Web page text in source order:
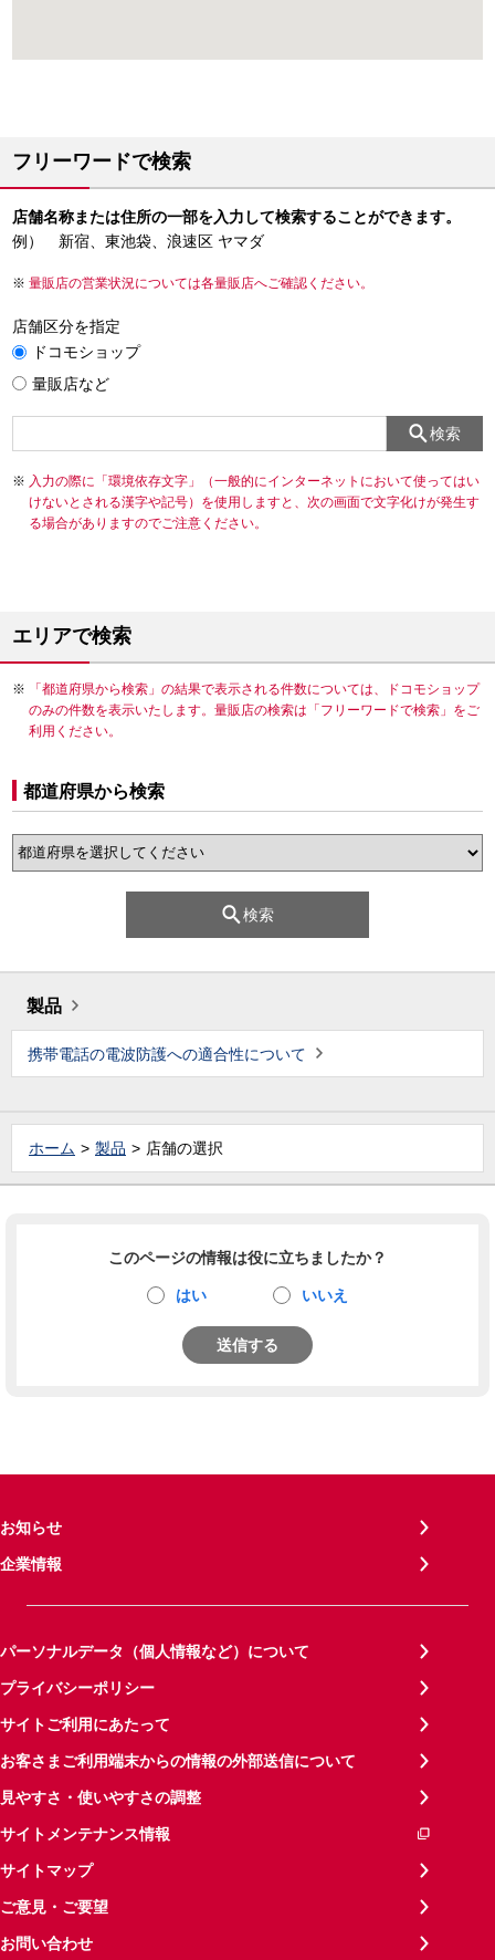
フリーワードで検索
店舗名称または住所の一部を入力して検索することができます。
例） 新宿、東池袋、浪速区 ヤマダ
量販店の営業状況については各量販店へご確認ください。
店舗区分を指定
ドコモショップ
量販店など
検索
入力の際に「環境依存文字」（一般的にインターネットにおいて使ってはい
けないとされる漢字や記号）を使用しますと、次の画面で文字化けが発生す
る場合がありますのでご注意ください。
エリアで検索
「都道府県から検索」の結果で表示される件数については、ドコモショップ
のみの件数を表示いたします。量販店の検索は「フリーワードで検索」をご
利用ください。
都道府県から検索
検索
製品
携帯電話の電波防護への適合性について
ホーム 製品 店舗の選択
このページの情報は役に立ちましたか？
はい いいえ
送信する
お知らせ
企業情報
パーソナルデータ（個人情報など）について
プライバシーポリシー
サイトご利用にあたって
お客さまご利用端末からの情報の外部送信について
見やすさ・使いやすさの調整
サイトメンテナンス情報
サイトマップ
ご意見・ご要望
お問い合わせ